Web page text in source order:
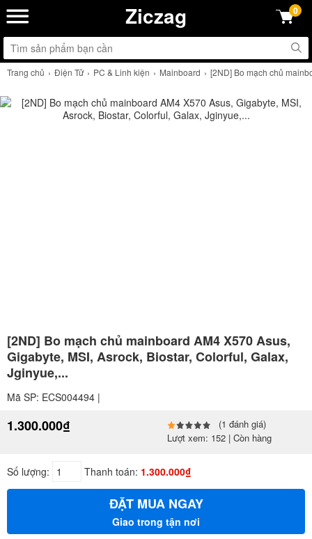
Ziczag 0
Trang chủ Điện Tử PC & Linh kiện Mainboard [2ND] Bo mạch chủ
[2ND] Bo mạch chủ mainboard AM4 X570 Asus,
Gigabyte, MSI, Asrock, Biostar, Colorful, Galax,
Jginyue,...
Mã SP: ECS004494 |
1.300.000₫
(1 đánh giá)
Lượt xem: 152 | Còn hàng
Số lượng: Thanh toán: 1.300.000₫
ĐẶT MUA NGAY
Giao trong tận nơi